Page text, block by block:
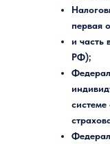
первая
и часть
РФ);
системе